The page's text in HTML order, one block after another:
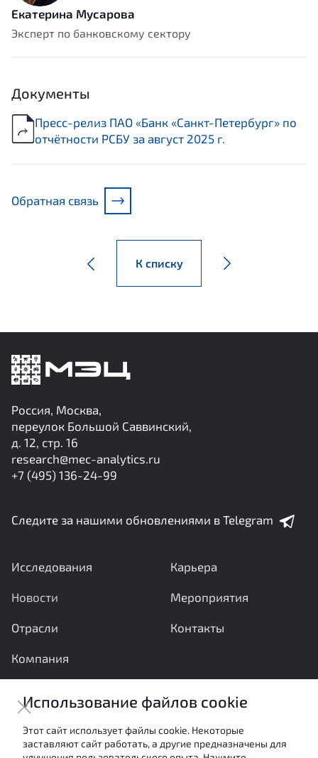
Екатерина Мусарова
Эксперт по банковскому сектору
Документы
Пресс-релиз ПАО «Банк «Санкт-Петербург» по
отчётности РСБУ за август 2025 г.
Обратная связь
К списку
Россия, Москва,
переулок Большой Саввинский,
д. 12, стр. 16
research@mec-analytics.ru
+7 (495) 136-24-99
Следите за нашими обновлениями в Telegram
Исследования
Новости
Отрасли
Компания
Карьера
Мероприятия
Контакты
Отправить сообщение
Настоящие материалы являются собственностью
Использование файлов cookie
Этот сайт использует файлы cookie. Некоторые
заставляют сайт работать, а другие предназначены для